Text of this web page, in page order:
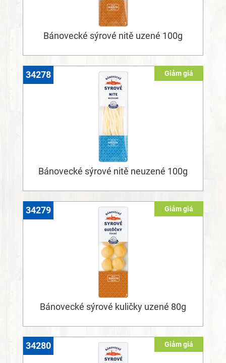
Bánovecké sýrové nitě uzené 100g
Giảm giá
Bánovecké sýrové nitě neuzené 100g
34278
Giảm giá
Bánovecké sýrové kuličky uzené 80g
34279
Giảm giá
34280